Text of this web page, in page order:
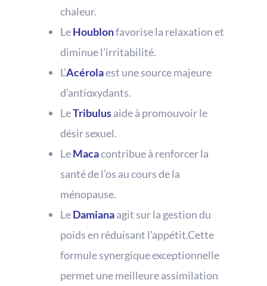
chaleur.
LeHoublonfavorise la relaxation et
diminue l’irritabilité.
L’Acérolaest une source majeure
d’antioxydants.
LeTribulusaide à promouvoir le
désir sexuel.
LeMacacontribue à renforcer la
santé de l’os au cours de la
ménopause.
LeDamianaagit sur la gestion du
poids en réduisant l’appétit.Cette
formule synergique exceptionnelle
permet une meilleure assimilation